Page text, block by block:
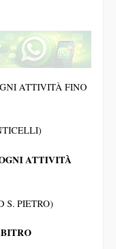
ATTIVITÀ FINO
ATTIVITÀ
S. PIETRO)